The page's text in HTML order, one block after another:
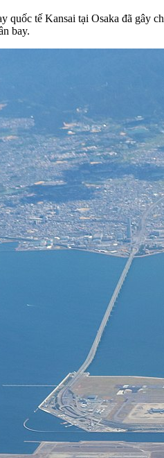
quốc tế Kansai tại Osaka đã gây
bay.